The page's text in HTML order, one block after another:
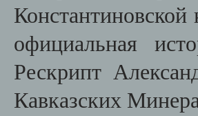
официальная
Рескрипт
Кавказских